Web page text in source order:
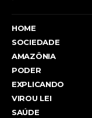
HOME
SOCIEDADE
AMAZÔNIA
PODER
EXPLICANDO
VIROU LEI
SAÚDE